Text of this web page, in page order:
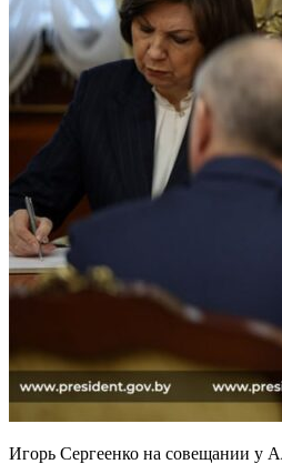
Игорь Сергеенко на совещании у